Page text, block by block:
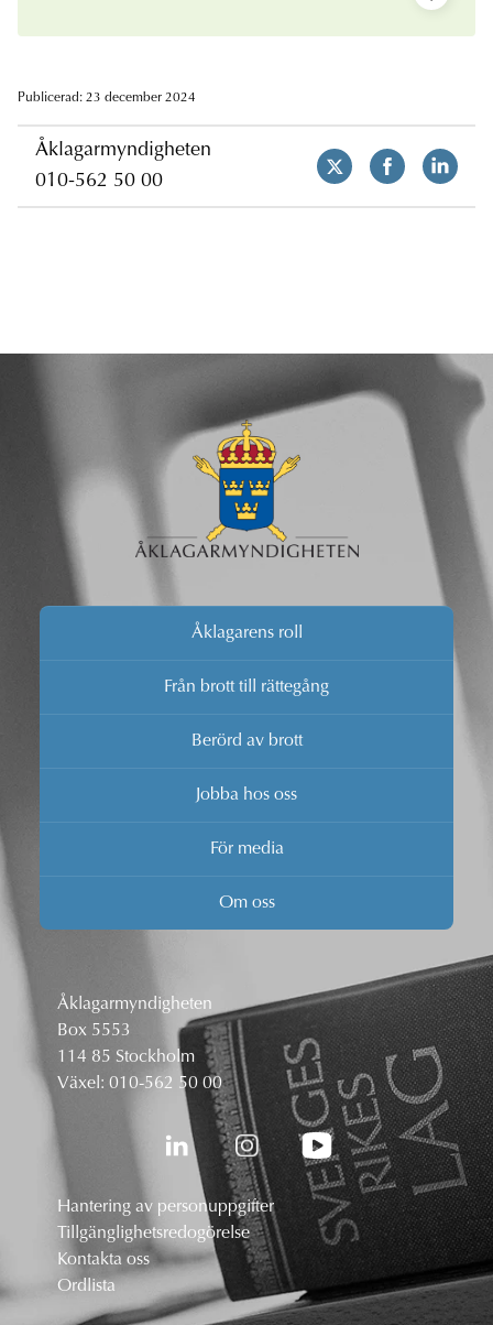
Publicerad: 23 december 2024
Åklagarmyndigheten
010-562 50 00
Åklagarens roll
Från brott till rättegång
Berörd av brott
Jobba hos oss
För media
Om oss
Åklagarmyndigheten
Box 5553
114 85 Stockholm
Växel: 010-562 50 00
Hantering av personuppgifter
Tillgänglighetsredogörelse
Kontakta oss
Ordlista